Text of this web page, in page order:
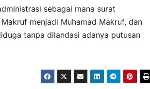
sebagai mana surat
menjadi Muhamad Makruf, dan
tanpa dilandasi adanya putusan